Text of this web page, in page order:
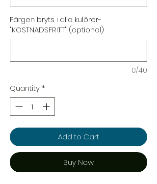
Färgen bryts i alla kulörer-
"KOSTNADSFRITT" (optional)
0/40
Quantity*
Add to Cart
Buy Now